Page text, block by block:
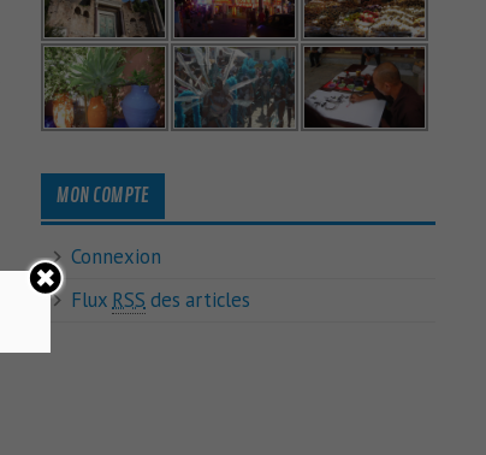
MON COMPTE
Connexion
Flux RSS des articles